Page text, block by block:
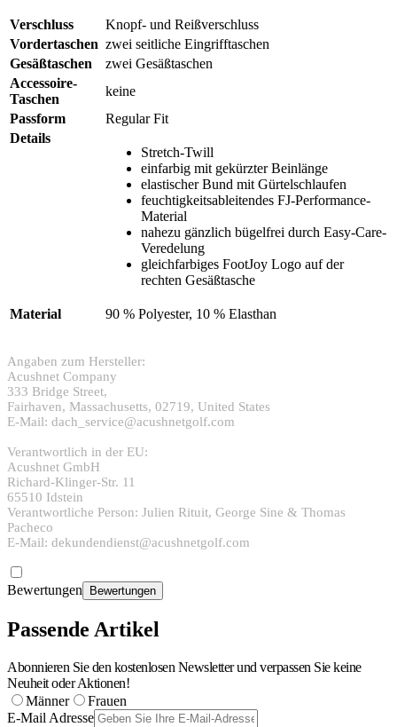
Verschluss
Knopf- und Reißverschluss
Vordertaschen zwei seitliche Eingrifftaschen
Gesäßtaschen
zwei Gesäßtaschen
Accessoire-
Taschen
keine
Passform
Regular Fit
Details
Stretch-Twill
einfarbig mit gekürzter Beinlänge
elastischer Bund mit Gürtelschlaufen
feuchtigkeitsableitendes FJ-Performance-
Material
nahezu gänzlich bügelfrei durch Easy-Care-
Veredelung
gleichfarbiges FootJoy Logo auf der
rechten Gesäßtasche
Material 90 % Polyester, 10 % Elasthan
Angaben zum Hersteller:
Acushnet Company
333 Bridge Street,
Fairhaven, Massachusetts, 02719, United States
E-Mail: dach_service@acushnetgolf.com
Verantwortlich in der EU:
Acushnet GmbH
Richard-Klinger-Str. 11
65510 Idstein
Verantwortliche Person: Julien Rituit, George Sine & Thomas
Pacheco
E-Mail: dekundendienst@acushnetgolf.com
Bewertungen Bewertungen
Passende Artikel
Abonnieren Sie den kostenlosen Newsletter und verpassen Sie keine
Neuheit oder Aktionen!
Männer
Frauen
E-Mail Adresse